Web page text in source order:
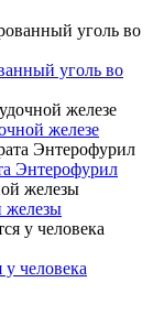
уголь во
железе
Энтерофурил
железы
человека